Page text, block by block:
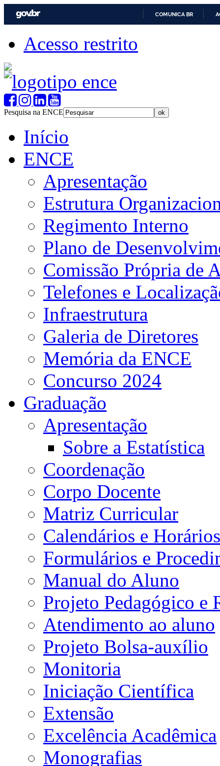
COMUNICA BR
Acesso restrito
Pesquisa na ENCE
Início
ENCE
Apresentação
Estrutura
Regimento Interno
Plano de
Comissão Própria de
Telefones e
Infraestrutura
Galeria de Diretores
Memória da ENCE
Concurso 2024
Graduação
Apresentação
Sobre a Estatística
Coordenação
Corpo Docente
Matriz Curricular
Calendários e Horários
Formulários e
Manual do Aluno
Projeto Pedagógico e
Atendimento ao aluno
Projeto Bolsa-auxílio
Monitoria
Iniciação Científica
Extensão
Excelência Acadêmica
Monografias